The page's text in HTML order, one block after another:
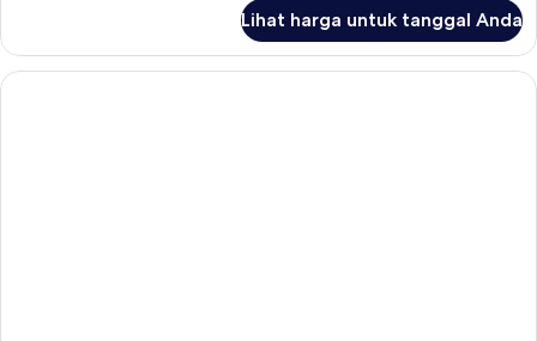
Kamar
Lihat harga untuk tanggal Anda